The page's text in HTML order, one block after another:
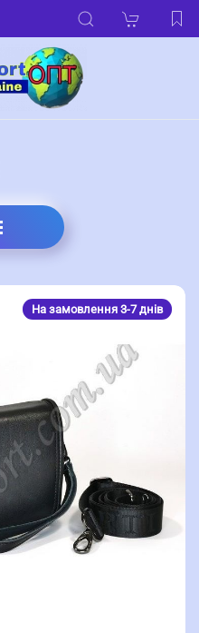
На замовлення 3-7 днів